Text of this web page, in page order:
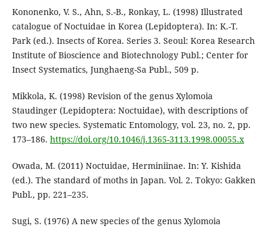
Kononenko, V. S., Ahn, S.-B., Ronkay, L. (1998) Illustrated
catalogue of Noctuidae in Korea (Lepidoptera). In: K.-T.
Park (ed.). Insects of Korea. Series 3. Seoul: Korea Research
Institute of Bioscience and Biotechnology Publ.; Center for
Insect Systematics, Junghaeng-Sa Publ., 509 p.
Mikkola, K. (1998) Revision of the genus Xylomoia
Staudinger (Lepidoptera: Noctuidae), with descriptions of
two new species. Systematic Entomology, vol. 23, no. 2, pp.
173–186. https://doi.org/10.1046/j.1365-3113.1998.00055.x
Owada, M. (2011) Noctuidae, Herminiinae. In: Y. Kishida
(ed.). The standard of moths in Japan. Vol. 2. Tokyo: Gakken
Publ., pp. 221–235.
Sugi, S. (1976) A new species of the genus Xylomoia